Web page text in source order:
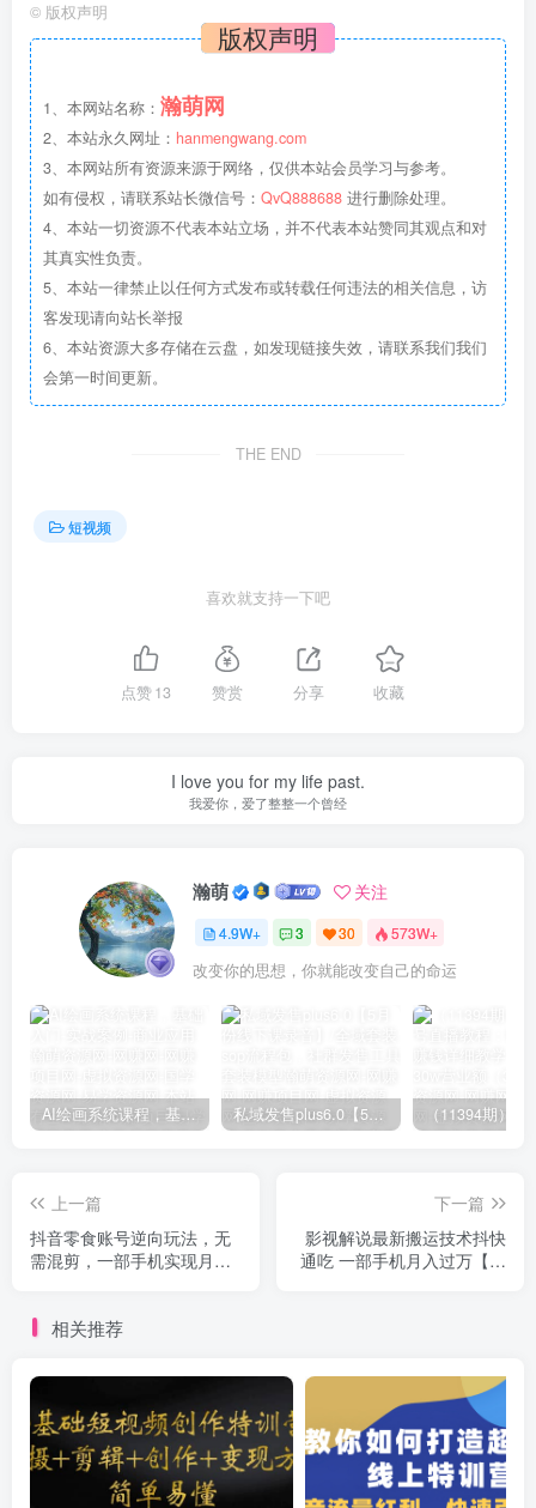
© 版权声明
版权声明
1、本网站名称： 瀚萌网
2、本站永久网址： hanmengwang.com
3、本网站所有资源来源于网络，仅供本站会员学习与参考。
如有侵权，请联系站长微信号： QvQ888688 进行删除处理。
4、本站一切资源不代表本站立场，并不代表本站赞同其观点和对
其真实性负责。
5、本站一律禁止以任何方式发布或转载任何违法的相关信息，访
客发现请向站长举报
6、本站资源大多存储在云盘，如发现链接失效，请联系我们我们
会第一时间更新。
THE END
短视频
喜欢就支持一下吧
点赞13 赞赏 分享 收藏
I love you for my life past.
我爱你，爱了整整一个曾经
瀚萌 关注
4.9W+ 3 30 573W+
改变你的思想，你就能改变自己的命运
私域发售plus6.0【5月份线下课录音】/全域套装sop流程包，社群发售工具套装模型
上一篇
抖音零食账号逆向玩法，无
需混剪，一部手机实现月入
下一篇
影视解说最新搬运技术抖快
通吃 一部手机月入过万【视
相关推荐